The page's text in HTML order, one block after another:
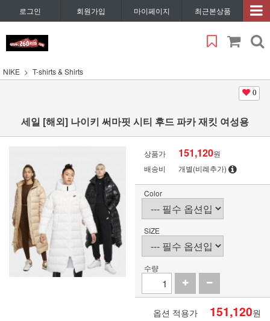
로그인 회원가입 마이페이지 최근본상품
NIKE T-shirts & Shirts
0
세일 [해외] 나이키 써마핏 시티 후드 파카 재킷 여성용
상품가 151,120원
배송비
개별(비례추가)
Color
SIZE
수량
옵션 적용가 151,120원